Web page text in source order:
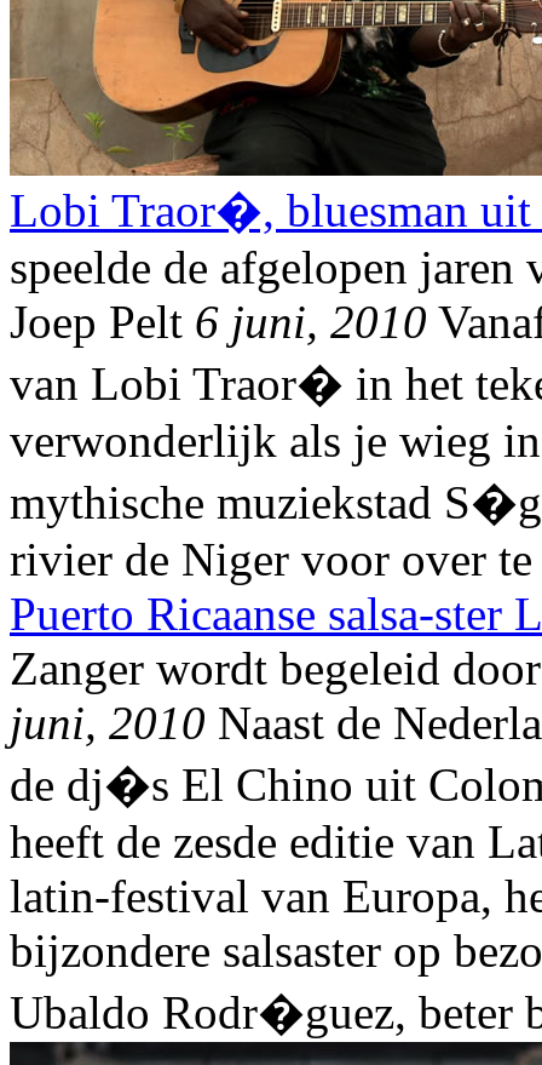
Lobi Traor�, bluesman uit
speelde de afgelopen
Joep Pelt 6 juni, 2010
van Lobi Traor� in het
verwonderlijk als je wieg
mythische muziekstad
rivier de Niger voor over te
Puerto Ricaanse salsa-
Zanger wordt begeleid
juni, 2010 Naast de
de dj�s El Chino uit
heeft de zesde editie van
latin-festival van Europa,
bijzondere salsaster op
Ubaldo Rodr�guez, beter